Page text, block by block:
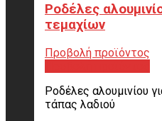
Ροδέλες
τεμαχίων
Προβολή προϊόντος
Ροδέλες αλουμινίου
τάπας λαδιού
Τρόποι
Πολιτική
ΩΡΑΡΙΟ